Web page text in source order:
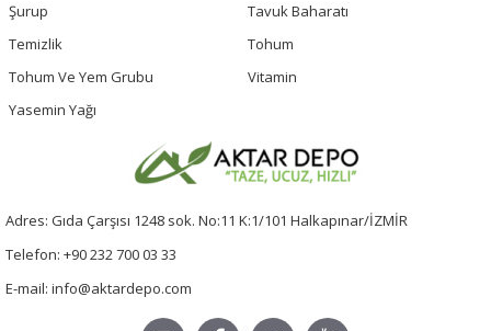
Şurup
Tavuk Baharatı
Temizlik
Tohum
Tohum Ve Yem Grubu
Vitamin
Yasemin Yağı
Adres: Gıda Çarşısı 1248 sok. No:11 K:1/101 Halkapınar/İZMİR
Telefon: +90 232 700 03 33
E-mail: info@aktardepo.com